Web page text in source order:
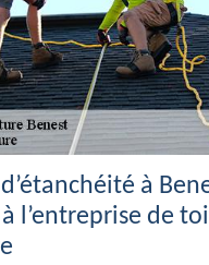
à
l’entreprise de